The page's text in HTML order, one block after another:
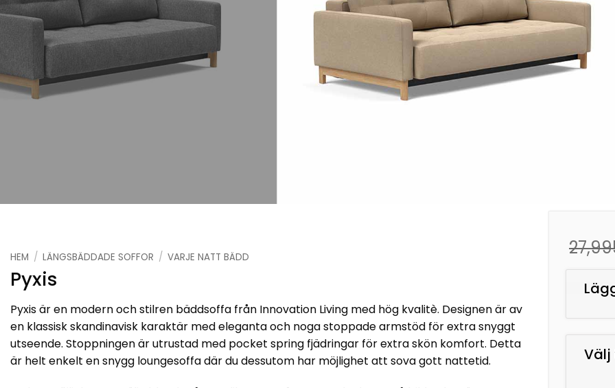
HEM / LÄNGSBÄDDADE SOFFOR / VARJE NATT BÄDD
Pyxis
Pyxis är en modern och stilren bäddsoffa från Innovation Living med hög kvalitè. Designen är av
en klassisk skandinavisk karaktär med eleganta och noga stoppade armstöd för extra snyggt
utseende. Stoppningen är utrustad med pocket spring fjädringar för extra skön komfort. Detta
är helt enkelt en snygg loungesoffa där du dessutom har möjlighet att sova gott nattetid.
Välj